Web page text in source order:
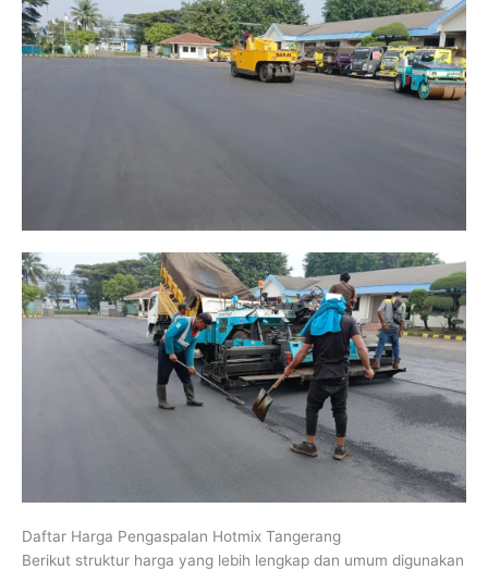
Daftar Harga Pengaspalan Hotmix Tangerang
Berikut struktur harga yang lebih lengkap dan umum digunakan